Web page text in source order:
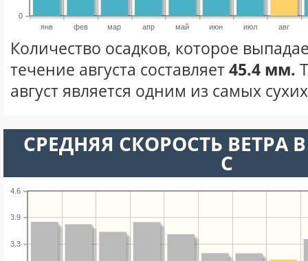
янв фев мар апр май июн июл авг
0
Количество осадков, которое
течение августа составляет45.4 мм.
август является одним из самых
СРЕДНЯЯ СКОРОСТЬ ВЕТРА
С
3.3
3.9
4.6